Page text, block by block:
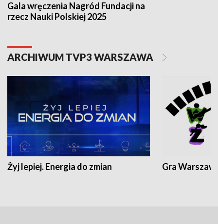
Gala wręczenia Nagród Fundacji na
rzecz Nauki Polskiej 2025
ARCHIWUM TVP3 WARSZAWA
Żyj lepiej. Energia do zmian Gra